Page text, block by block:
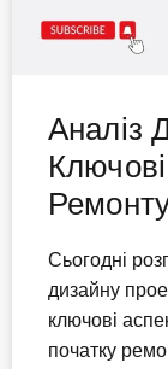
Аналіз
Сьогодні
дизайну
ключові
початку